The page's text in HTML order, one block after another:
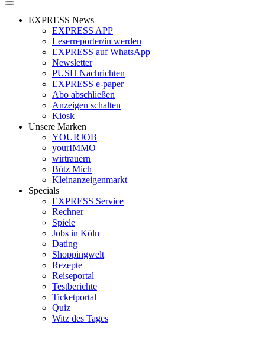
EXPRESS News
EXPRESS APP
Leserreporter/in werden
EXPRESS auf WhatsApp
Newsletter
PUSH Nachrichten
EXPRESS e-paper
Abo abschließen
Anzeigen schalten
Kiosk
Unsere Marken
YOURJOB
yourIMMO
wirtrauern
Bütz Mich
Kleinanzeigenmarkt
Specials
EXPRESS Service
Rechner
Spiele
Jobs in Köln
Dating
Shoppingwelt
Rezepte
Reiseportal
Testberichte
Ticketportal
Quiz
Witz des Tages